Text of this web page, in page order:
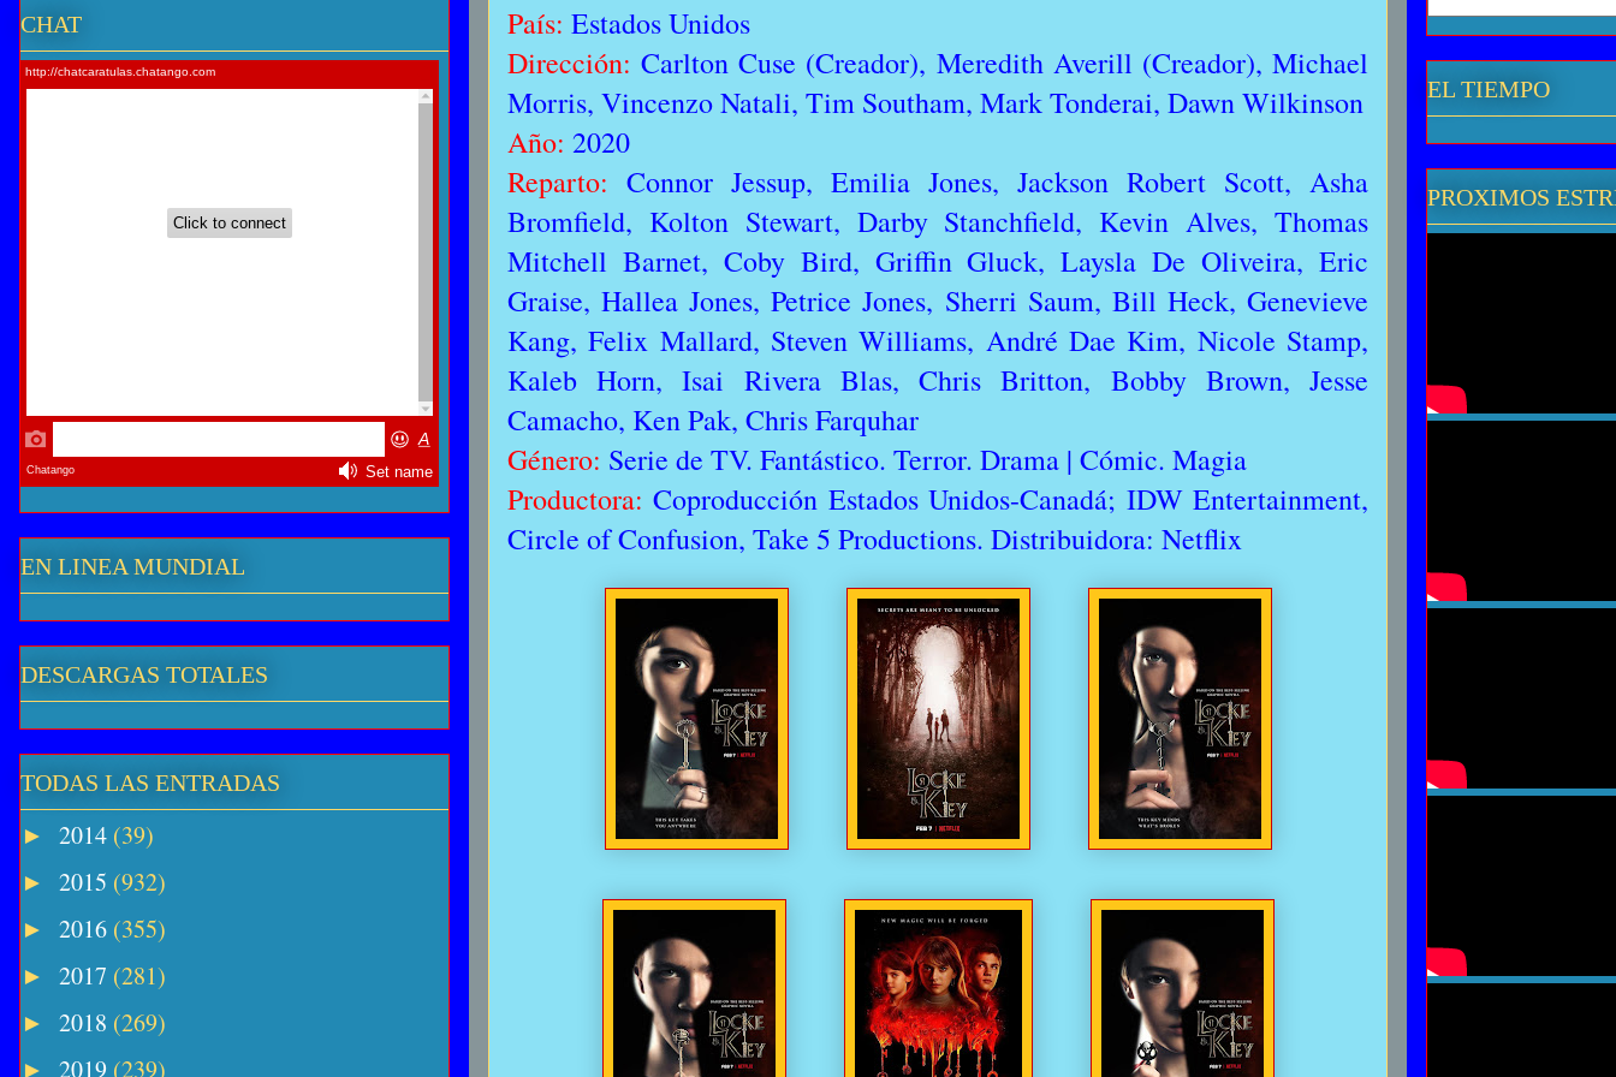
País: Estados Unidos
Dirección: Carlton Cuse (Creador), Meredith Averill (Creador), Michael
Morris, Vincenzo Natali, Tim Southam, Mark Tonderai, Dawn Wilkinson
Año: 2020
Reparto: Connor Jessup, Emilia Jones, Jackson Robert Scott, Asha
Bromfield, Kolton Stewart, Darby Stanchfield, Kevin Alves, Thomas
Mitchell Barnet, Coby Bird, Griffin Gluck, Laysla De Oliveira, Eric
Graise, Hallea Jones, Petrice Jones, Sherri Saum, Bill Heck, Genevieve
Kang, Felix Mallard, Steven Williams, André Dae Kim, Nicole Stamp,
Kaleb Horn, Isai Rivera Blas, Chris Britton, Bobby Brown, Jesse
Camacho, Ken Pak, Chris Farquhar
Género: Serie de TV. Fantástico. Terror. Drama | Cómic. Magia
Productora: Coproducción Estados Unidos-Canadá; IDW Entertainment,
Circle of Confusion, Take 5 Productions. Distribuidora: Netflix
CHAT
EN LINEA MUNDIAL
DESCARGAS TOTALES
TODAS LAS ENTRADAS
► 2014 (39)
► 2015 (932)
► 2016 (355)
► 2017 (281)
► 2018 (269)
► 2019 (239)
EL TIEMPO
PROXIMOS